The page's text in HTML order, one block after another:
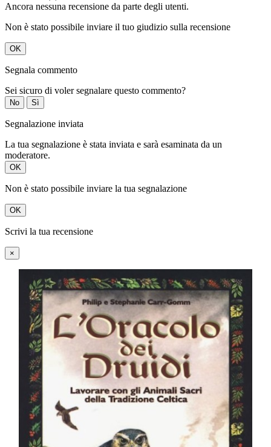
Ancora nessuna recensione da parte degli utenti.
Non è stato possibile inviare il tuo giudizio sulla recensione
OK
Segnala commento
Sei sicuro di voler segnalare questo commento?
No Sì
Segnalazione inviata
La tua segnalazione è stata inviata e sarà esaminata da un
moderatore.
OK
Non è stato possibile inviare la tua segnalazione
OK
Scrivi la tua recensione
×